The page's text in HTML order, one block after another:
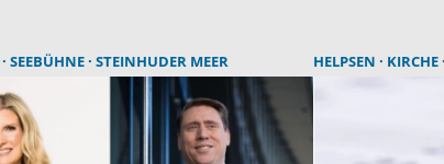
SEEBÜHNE STEINHUDER MEER HELPSEN KIRCHE